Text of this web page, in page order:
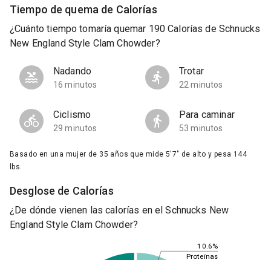
Tiempo de quema de Calorías
¿Cuánto tiempo tomaría quemar 190 Calorías de Schnucks
New England Style Clam Chowder?
Nadando
16 minutos
Trotar
22 minutos
Ciclismo
29 minutos
Para caminar
53 minutos
Basado en una mujer de 35 años que mide 5'7" de alto y pesa 144
lbs.
Desglose de Calorías
¿De dónde vienen las calorías en el Schnucks New
England Style Clam Chowder?
10.6%
Proteínas